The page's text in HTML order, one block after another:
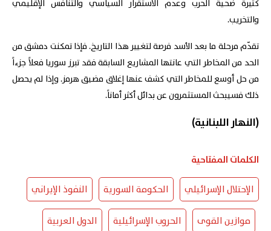
كثيرة ضحية الحرب وعدم الاستقرار السياسي والتنافس الإقليمي
والتخريب.
تقدّم مرحلة ما بعد الأسد فرصة لتغيير هذا التاريخ. فإذا تمكنت دمشق من
الحد من المخاطر التي عانتها المشاريع السابقة فقد تبرز سوريا فعلاً جزءاً
من حل أوسع للمخاطر التي كشف عنها إغلاق مضيق هرمز. وإذا لم يحصل
ذلك فسيبحث المستثمرون عن بدائل أكثر أماناً.
(النهار اللبنانية)
الكلمات المفتاحية
الإحتلال الإسرائيلي الحكومة السورية النفوذ الإيراني
موازين القوى الحروب الإسرائيلية الدول العربية